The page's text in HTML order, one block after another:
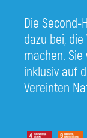
Die
dazu bei,
machen.
inklusiv auf
Vereinten